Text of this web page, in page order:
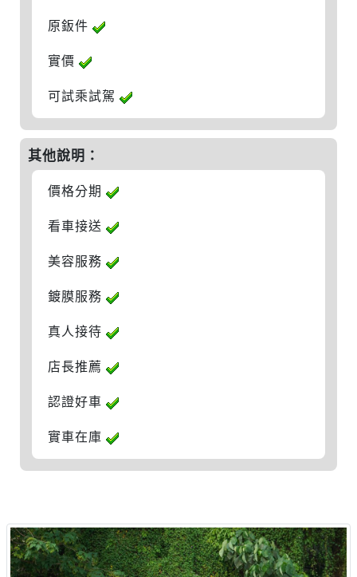
原鈑件
實價
可試乘試駕
其他說明：
價格分期
看車接送
美容服務
鍍膜服務
真人接待
店長推薦
認證好車
實車在庫